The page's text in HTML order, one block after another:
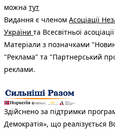
можна тут
Видання є членом Асоціації
України та Всесвітньої
Матеріали з позначками
"Реклама" та "Партнерський
реклами.
Здійснено за підтримки
Демократія», що реалізується